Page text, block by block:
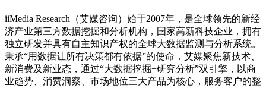
iiMedia Research（艾媒咨询）始于2007年，是全球领先的新经
济产业第三方数据挖掘和分析机构，国家高新科技企业，拥有
独立研发并具有自主知识产权的全球大数据监测与分析系统。
秉承“用数据让所有决策都有依据”的使命，艾媒聚焦新技术、
新消费及新业态，通过“大数据挖掘+研究分析”双引擎，以商
业趋势、消费洞察、市场地位三大产品为核心，服务客户的整